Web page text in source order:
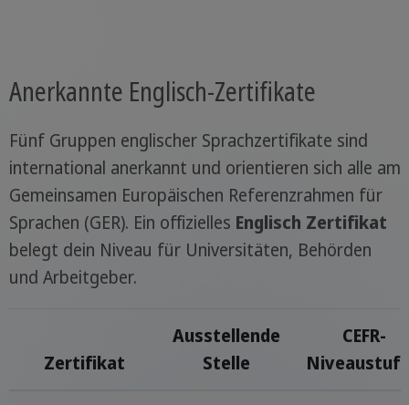
Anerkannte Englisch-Zertifikate
Fünf Gruppen englischer Sprachzertifikate sind
international anerkannt und orientieren sich alle am
Gemeinsamen Europäischen Referenzrahmen für
Sprachen (GER). Ein offizielles Englisch Zertifikat
belegt dein Niveau für Universitäten, Behörden
und Arbeitgeber.
Zertifikat
Ausstellende
Stelle
CEFR-